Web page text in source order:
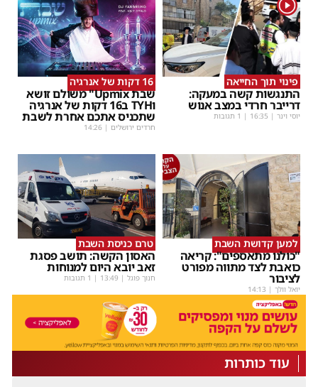
פינוי תוך החייאה
התנגשות קשה במעקה:
דרייבר חרדי במצב אנוש
יוסי וינר |
16:35 | 1 תגובות
16 דקות של אנרגיה
שבת Upmix" משולם זושא
וTYH ב16 דקות של אנרגיה
שתכניס אתכם אחרת לשבת
חרדים ירושלים |
14:26
למען קדושת השבת
"כולנו מתאספים": קריאה
כואבת לצד מתווה מפורט
לציבור
יואל וולך |
14:13
טרם כניסת השבת
האסון הקשה: תושב פסגת
זאב יובא היום למנוחות
חנוך פוגל |
13:49 | 1 תגובות
עוד כותרות